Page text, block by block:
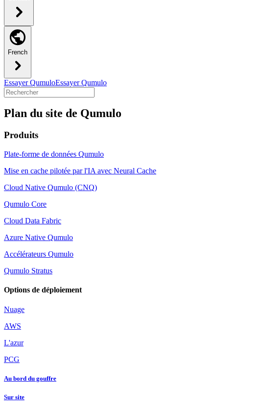
French
Essayer QumuloEssayer Qumulo
Plan du site de Qumulo
Produits
Plate-forme de données Qumulo
Mise en cache pilotée par l'IA avec Neural Cache
Cloud Native Qumulo (CNQ)
Qumulo Core
Cloud Data Fabric
Azure Native Qumulo
Accélérateurs Qumulo
Qumulo Stratus
Options de déploiement
Nuage
AWS
L'azur
PCG
Au bord du gouffre
Sur site